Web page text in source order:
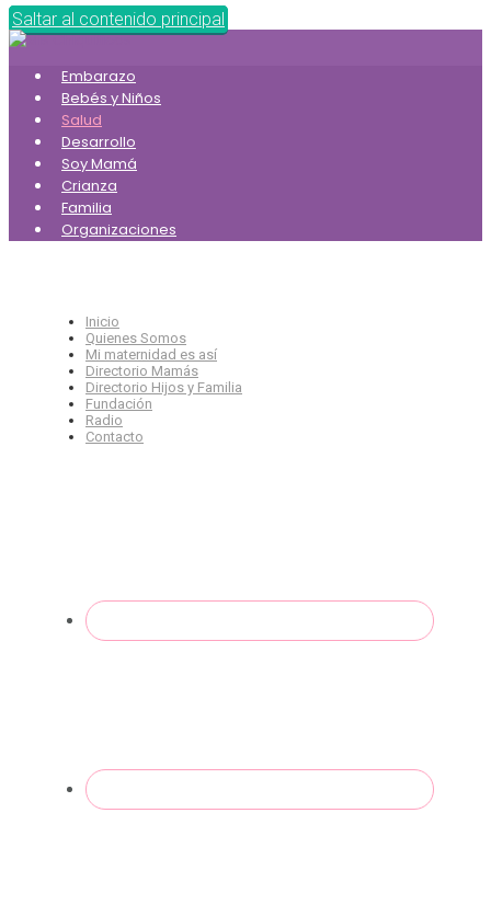
Saltar al contenido principal
Embarazo
Bebés y Niños
Salud
Desarrollo
Soy Mamá
Crianza
Familia
Organizaciones
Inicio
Quienes Somos
Mi maternidad es así
Directorio Mamás
Directorio Hijos y Familia
Fundación
Radio
Contacto